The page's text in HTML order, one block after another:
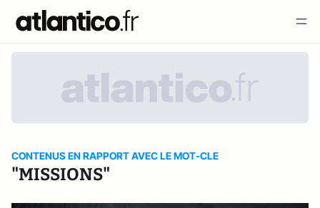
CONTENUS EN RAPPORT AVEC LE MOT-CLE
"MISSIONS"